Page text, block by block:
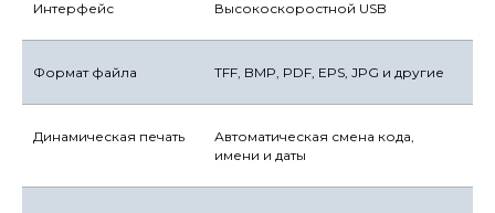
Интерфейс Высокоскоростной USB
Формат файла TFF, BMP, PDF, EPS, JPG и другие
Динамическая печать
Автоматическая смена кода,
имени и даты